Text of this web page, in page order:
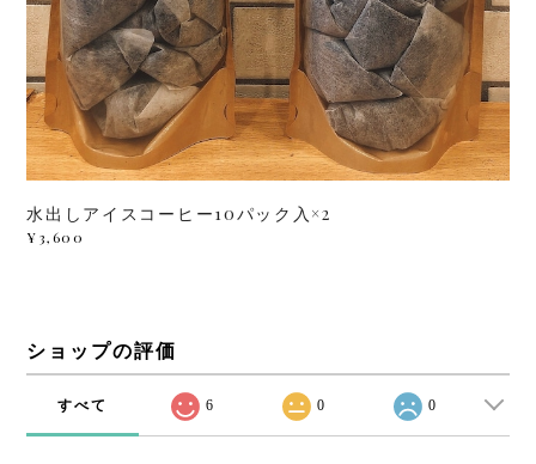
水出しアイスコーヒー10パック入×2
¥3,600
ショップの評価
すべて 6 0 0